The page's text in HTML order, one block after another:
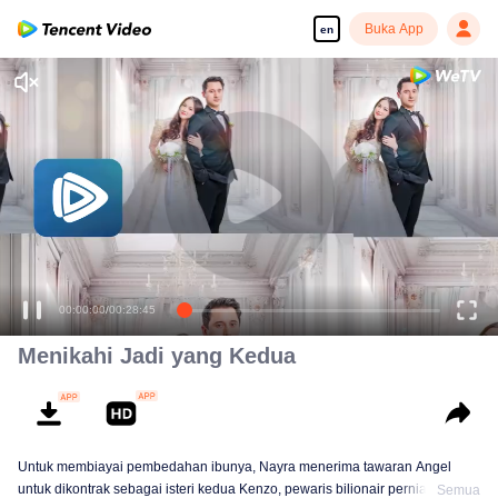
en Buka App
00:00:00/00:28:45
Menikahi Jadi yang Kedua
Untuk membiayai pembedahan ibunya, Nayra menerima tawaran Angel
untuk dikontrak sebagai isteri kedua Kenzo, pewaris bilionair perniagaanSemua